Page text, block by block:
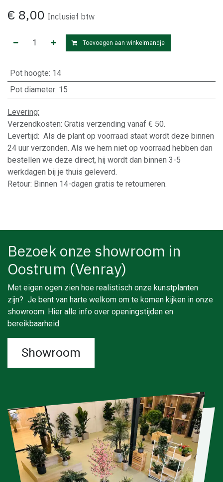
€ 8,00 Inclusief btw
Toevoegen aan winkelmandje
Pot hoogte: 14
Pot diameter: 15
Levering:
Verzendkosten: Gratis verzending vanaf € 50.
Levertijd: Als de plant op voorraad staat wordt deze binnen
24 uur verzonden. Als we hem niet op voorraad hebben dan
bestellen we deze direct, hij wordt dan binnen 3-5
werkdagen bij je thuis geleverd.
Retour: Binnen 14-dagen gratis te retourneren.
Bezoek onze showroom in
Oostrum (Venray)
Met eigen ogen zien hoe realistisch onze kunstplanten
zijn? Je bent van harte welkom om te komen kijken in onze
showroom. Hier alle info over openingstijden en
bereikbaarheid.
Showroom